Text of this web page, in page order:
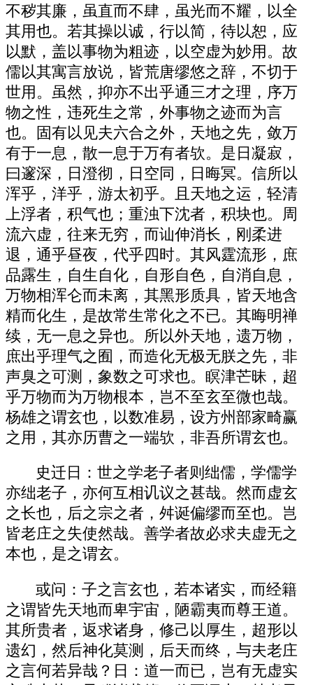
不秽其廉，虽直而不肆，虽光而不耀，以全
其用也。若其操以诚，行以简，待以恕，应
以默，盖以事物为粗迹，以空虚为妙用。故
儒以其寓言放说，皆荒唐缪悠之辞，不切于
世用。虽然，抑亦不出乎通三才之理，序万
物之性，违死生之常，外事物之迹而为言
也。固有以见夫六合之外，天地之先，敛万
有于一息，散一息于万有者欤。是日凝寂，
曰邃深，日澄彻，日空同，日晦冥。信所以
浑乎，洋乎，游太初乎。且天地之运，轻清
上浮者，积气也；重浊下沈者，积块也。周
流六虚，往来无穷，而讪伸消长，刚柔进
退，通乎昼夜，代乎四时。其风霆流形，庶
品露生，自生自化，自形自色，自消自息，
万物相浑仑而未离，其黑形质具，皆天地含
精而化生，是故常生常化之不已。其晦明禅
续，无一息之异也。所以外天地，遗万物，
庶出乎理气之囿，而造化无极无朕之先，非
声臭之可测，象数之可求也。瞑津芒昧，超
乎万物而为万物根本，岂不至玄至微也哉。
杨雄之谓玄也，以数准易，设方州部家畸赢
之用，其亦历曹之一端欤，非吾所谓玄也。
史迁日：世之学老子者则绌儒，学儒学
亦绌老子，亦何互相讥议之甚哉。然而虚玄
之长也，后之宗之者，舛诞偏缪而至也。岂
皆老庄之失使然哉。善学者故必求夫虚无之
本也，是之谓玄。
或问：子之言玄也，若本诸实，而经籍
之谓皆先天地而卑宇宙，陋霸夷而尊王道。
其所贵者，返求诸身，修己以厚生，超形以
遗幻，然后神化莫测，后天而终，与夫老庄
之言何若异哉？日：道一而已，岂有无虚实